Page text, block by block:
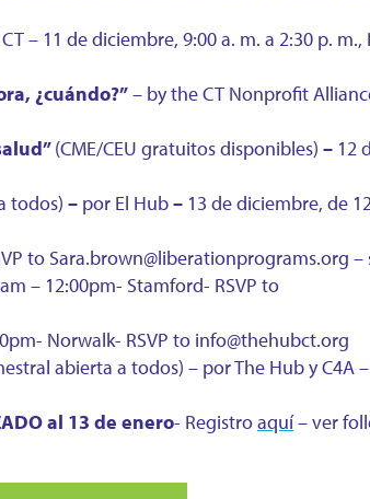
– 11 de diciembre, 9:00 a. m. a 2:30 p. m.,
¿cuándo?”– by the CT Nonprofit
(CME/CEU gratuitos disponibles) – 12
todos) – por El Hub– 13 de diciembre, de
to Sara.brown@liberationprograms.org
– 12:00pm- Stamford- RSVP to
Norwalk- RSVP to info@thehubct.org
abierta a todos) – por The Hub y C4A
al 13 de enero- Registroaquí– ver